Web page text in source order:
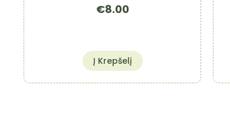
€8.00
Į Krepšelį